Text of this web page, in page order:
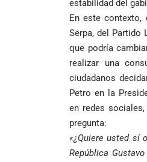
estabilidad del
En este contexto,
Serpa, del Partido
que podría
realizar una
ciudadanos
Petro en la
en redes
pregunta:
«¿Quiere usted sí
República
Sonsón-Rionegro
rechaza fotos
tomadas en
templo de Guarne y
ordena acto de
desagravio
Falleció el padre
Abelardo
Espriella es
elegido
presidente
Colombia
una
reñida
camino que no
abandonarse
LA POLICRISIS
COMO HERENCIA
pide
corazón
una